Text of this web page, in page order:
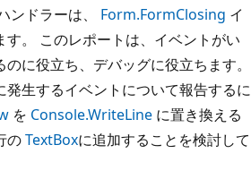
ンドラーは、 Form.FormClosing イ
。 このレポートは、イベントがい
に役立ち、デバッグに役立ちます。
生するイベントについて報告するに
を Console.WriteLine に置き換える
のTextBoxに追加することを検討して